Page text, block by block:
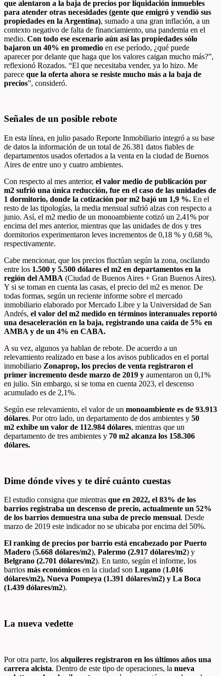
que alentaron a la baja de precios por liquidación inmuebles
para atender otras necesidades (gente que emigró y vendió sus
propiedades en la Argentina), sumado a una gran inflación, a un
contexto negativo de falta de financiamiento, una pandemia en el
medio. Con todo ese escenario aún así las propiedades sólo
bajaron un 40% en promedio en ese período, ¿qué puede
aparecer por delante que haga que los valores caigan mucho más?”,
reflexionó Rozados. “El que necesitaba vender, ya lo hizo. Me
parece que la oferta ahora se resiste mucho más a la baja de
precios”, consideró.
Señales de un posible rebote
En esta línea, en julio pasado Reporte Inmobiliario integró a su base
de datos la información de un total de 26.381 datos fiables de
departamentos usados ofertados a la venta en la ciudad de Buenos
Aires de entre uno y cuatro ambientes.
Con respecto al mes anterior, el valor medio de publicación por
m2 sufrió una única reducción, fue en el caso de las unidades de
1 dormitorio, donde la cotización por m2 bajó un 1,9 %. En el
resto de las tipologías, la media mensual sufrió alzas con respecto a
junio. Así, el m2 medio de un monoambiente cotizó un 2,41% por
encima del mes anterior, mientras que las unidades de dos y tres
dormitorios experimentaron leves incrementos de 0,18 % y 0,68 %,
respectivamente.
Cabe mencionar, que los precios fluctúan según la zona, oscilando
entre los 1.500 y 5.500 dólares el m2 en departamentos en la
región del AMBA (Ciudad de Buenos Aires + Gran Buenos Aires).
Y si se toman en cuenta las casas, el precio del m2 es menor. De
todas formas, según un reciente informe sobre el mercado
inmobiliario elaborado por Mercado Libre y la Universidad de San
Andrés, el valor del m2 medido en términos interanuales reportó
una desaceleración en la baja, registrando una caída de 5% en
AMBA y de un 4% en CABA.
A su vez, algunos ya hablan de rebote. De acuerdo a un
relevamiento realizado en base a los avisos publicados en el portal
inmobiliario Zonaprop, los precios de venta registraron el
primer incremento desde marzo de 2019 y aumentaron un 0,1%
en julio. Sin embargo, si se toma en cuenta 2023, el descenso
acumulado es de 2,1%.
Según ese relevamiento, el valor de un monoambiente es de 93.913
dólares. Por otro lado, un departamento de dos ambientes y 50
m2 exhibe un valor de 112.984 dólares, mientras que un
departamento de tres ambientes y 70 m2 alcanza los 158.306
dólares.
Dime dónde vives y te diré cuánto cuestas
El estudio consigna que mientras que en 2022, el 83% de los
barrios registraba un descenso de precio, actualmente un 52%
de los barrios demuestra una suba de precio mensual. Desde
marzo de 2019 este indicador no se ubicaba por encima del 50%.
El ranking de precios por barrio está encabezado por Puerto
Madero (5.668 dólares/m2), Palermo (2.917 dólares/m2) y
Belgrano (2.701 dólares/m2). En tanto, según el informe, los
barrios más económicos en la ciudad son Lugano (1.016
dólares/m2), Nueva Pompeya (1.391 dólares/m2) y La Boca
(1.439 dólares/m2).
La nueva vedette
Por otra parte, los alquileres registraron en los últimos años una
carrera alcista. Dentro de este tipo de operaciones, la nueva